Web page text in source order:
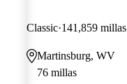
Classic 141,859 millas
Martinsburg, WV
76 millas